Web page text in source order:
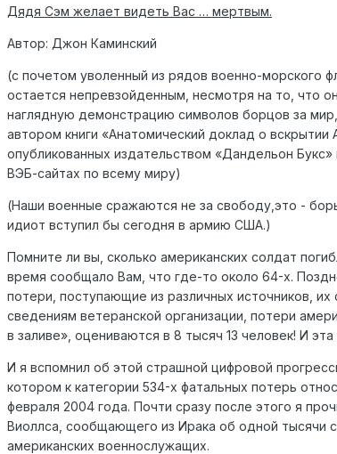
Дядя Сэм желает видеть Вас … мертвым.
Автор: Джон Каминский
(с почетом уволенный из рядов военно-морского
остается непревзойденным, несмотря на то, что
наглядную демонстрацию символов борцов за
автором книги «Анатомический доклад о
опубликованных издательством «Дандельон
ВЭБ-сайтах по всему миру)
(Наши военные сражаются не за свободу,это -
идиот вступил бы сегодня в армию США.)
Помните ли вы, сколько американских солдат
время сообщало Вам, что где-то около 64-х.
потери, поступающие из различных источников, их
сведениям ветеранской организации, потери
в заливе», оцениваются в 8 тысяч 13 человек! И
И я вспомнил об этой страшной цифровой
котором к категории 534-х фатальных потерь
февраля 2004 года. Почти сразу после этого я
Виоллса, сообщающего из Ирака об одной тысячи
американских военнослужащих.